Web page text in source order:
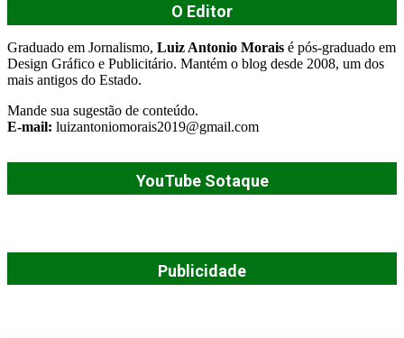
O Editor
Graduado em Jornalismo, Luiz Antonio Morais é pós-graduado em
Design Gráfico e Publicitário. Mantém o blog desde 2008, um dos
mais antigos do Estado.
Mande sua sugestão de conteúdo.
E-mail: luizantoniomorais2019@gmail.com
YouTube Sotaque
Publicidade